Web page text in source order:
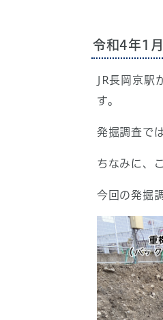
令和4年1
JR長岡京
す。
発掘調査で
ちなみに、
今回の発掘